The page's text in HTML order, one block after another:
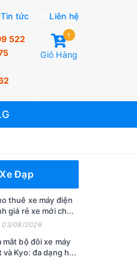
Tin tức Liên hệ
522
1
Giỏ Hàng
Đạp
thuê xe máy điện
giá rẻ xe mới ch...
03/08/2026
mắt bộ đôi xe máy
và Kyo: đa dạng h...